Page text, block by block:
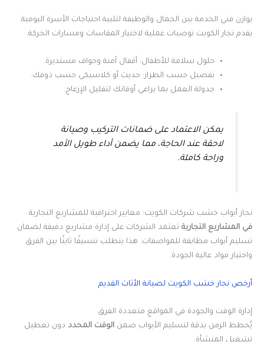
يوازن فني الخدمة بين الجمال والوظيفة لتلبية احتياجات الأسرة اليومية.
يقدم نجار الكويت توصيات عملية لاختيار المقاسات ومسارات الحركة.
حلول سلامة للأطفال: أقفال آمنة وحواف مستديرة.
تفصيل حسب الطراز: حديث أو كلاسيكي حسب ذوقك.
جدولة العمل بما يراعي أوقاتك لتقليل الإزعاج.
يمكن الاعتماد على ضمانات التركيب وصيانة
لاحقة عند الحاجة، مما يضمن أداء طويل الأمد
وراحة كاملة.
نجار أبواب خشب شركات الكويت: معايير احترافية للمشاريع التجارية
في المشاريع التجارية تعتمد الشركات على إدارة مشاريع دقيقة لضمان
تسليم أبواب مطابقة للمواصفات. هذا يتطلب تنسيقًا ثابتًا بين الفرق
واختيار مواد عالية الجودة.
أرخص نجار خشب الكويت لصيانة الأثاث القديم
إدارة الوقت والجودة في المواقع متعددة الفرق
يُخطط الزمن بدقة لتسليم الأبواب ضمن الوقت المحدد دون تعطيل
تشغيل المنشأة.